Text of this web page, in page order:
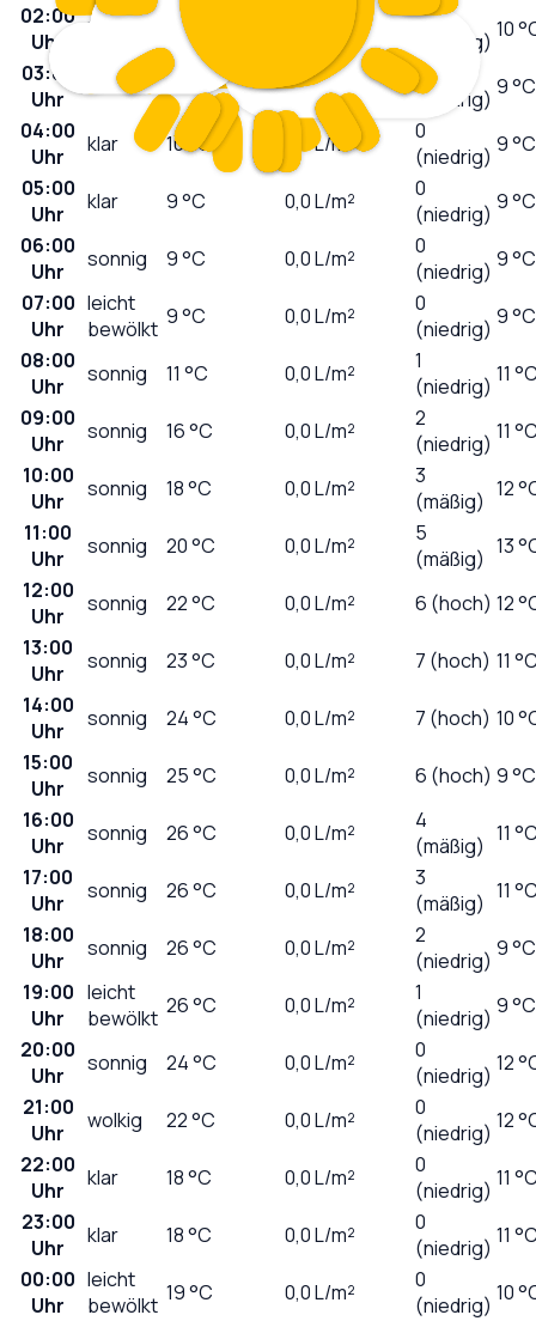
02:00
Uhr
klar 11°C L/m²
0
(niedrig) 10
03:00
Uhr
klar 11 °C 0,0L/m²
0
(niedrig) 9 °C
04:00
Uhr
klar 10°C 0,0L/m²
0
(niedrig) 9 °C
05:00
Uhr
klar 9°C 0,0L/m²
0
(niedrig) 9 °C
06:00
Uhr
sonnig 9°C 0,0L/m²
0
(niedrig) 9 °C
07:00
Uhr
leicht
bewölkt 9°C 0,0L/m²
0
(niedrig) 9 °C
08:00
Uhr
sonnig 11 °C 0,0L/m²
1
(niedrig) 11
09:00
Uhr
sonnig 16°C 0,0L/m²
2
(niedrig) 11
10:00
Uhr
sonnig 18°C 0,0L/m²
3
(mäßig) 12
11:00
Uhr
sonnig 20°C 0,0L/m²
5
(mäßig) 13
12:00
Uhr
sonnig 22°C 0,0L/m² 6 (hoch) 12
13:00
Uhr
sonnig 23°C 0,0L/m² 7 (hoch) 11
14:00
Uhr
sonnig 24°C 0,0L/m² 7 (hoch) 10
15:00
Uhr
sonnig 25°C 0,0L/m² 6 (hoch) 9 °C
16:00
Uhr
sonnig 26°C 0,0L/m²
4
(mäßig) 11
17:00
Uhr
sonnig 26°C 0,0L/m²
3
(mäßig) 11
18:00
Uhr
sonnig 26°C 0,0L/m²
2
(niedrig) 9 °C
19:00
Uhr
leicht
bewölkt 26°C 0,0L/m²
1
(niedrig) 9 °C
20:00
Uhr
sonnig 24°C 0,0L/m²
0
(niedrig) 12
21:00
Uhr
wolkig 22°C 0,0L/m²
0
(niedrig) 12
22:00
Uhr
klar 18°C 0,0L/m²
0
(niedrig) 11
23:00
Uhr
klar 18°C 0,0L/m²
0
(niedrig) 11
00:00
Uhr
leicht
bewölkt 19°C 0,0L/m²
0
(niedrig) 10